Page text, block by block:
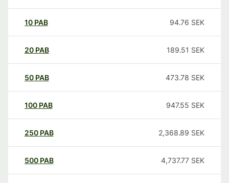
10 PAB 94.76 SEK
20 PAB 189.51 SEK
50 PAB 473.78 SEK
100 PAB 947.55 SEK
250 PAB 2,368.89 SEK
500 PAB 4,737.77 SEK